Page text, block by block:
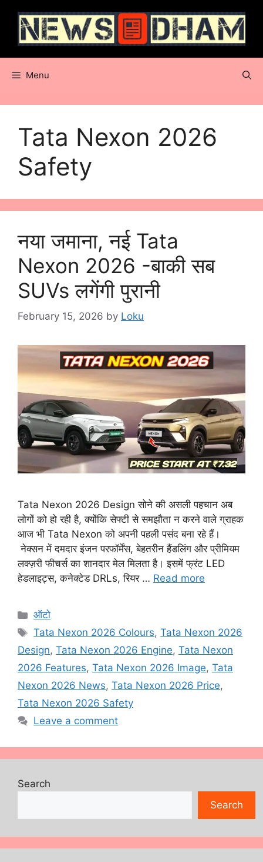
content
Menu
Tata Nexon 2026
Safety
नया जमाना, नई Tata
Nexon 2026 -बाकी सब
SUVs लगेंगी पुरानी
February 15, 2026 by Loku
Tata Nexon 2026 Design सोने की असली पहचान अब
लोगों को हो रही है, क्योंकि सेफ्टी से समझौता न करने वाले ग्राहक
आज भी Tata Nexon को अपनी पहली पसंद बना रहे हैं।
नेक्सन में दमदार इंजन परफॉर्मेंस, बेहतरीन हैंडलिंग और प्रीमियम
लक्ज़री फीचर्स का शानदार मेल मिलता है। इसमें फ्रंट LED
हेडलाइट्स, कनेक्टेड DRLs, रियर … Read more
Categories
ऑटो
Tags
Tata Nexon 2026 Colours,Tata Nexon 2026
Design, Tata Nexon 2026 Engine, Tata Nexon
2026 Features, Tata Nexon 2026 Image, Tata
Nexon 2026 News, Tata Nexon 2026 Price,
Tata Nexon 2026 Safety
Leave a comment
Search
Search